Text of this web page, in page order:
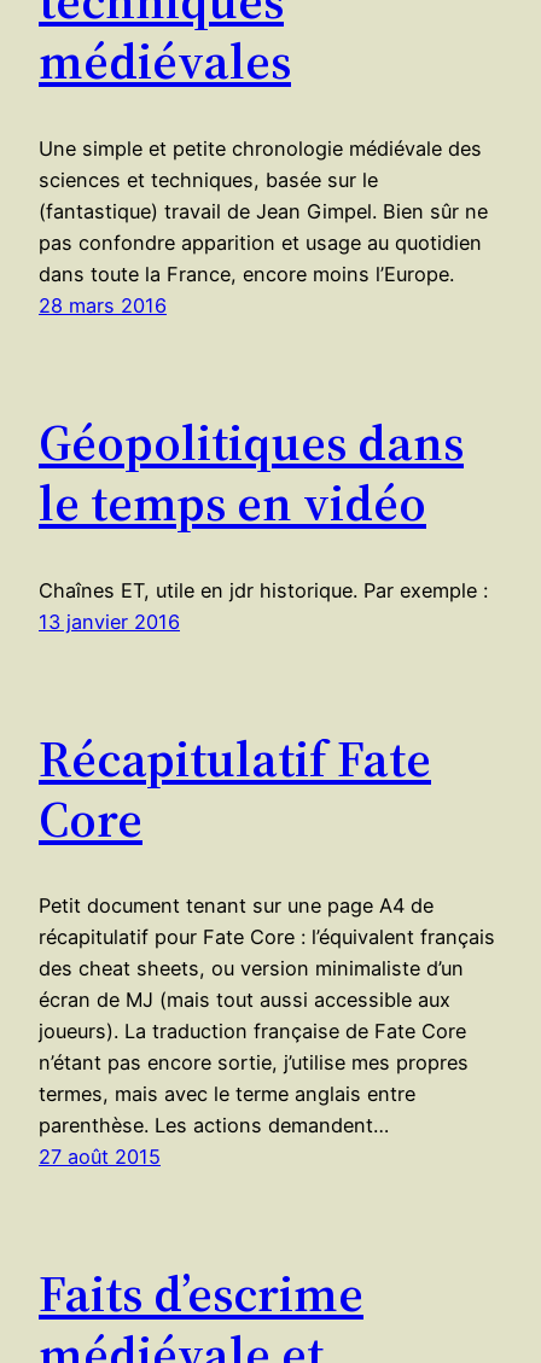
médiévales
Une simple et petite chronologie médiévale des
sciences et techniques, basée sur le
(fantastique) travail de Jean Gimpel. Bien sûr ne
pas confondre apparition et usage au quotidien
dans toute la France, encore moins l’Europe.
28 mars 2016
Géopolitiques dans
le temps en vidéo
Chaînes ET, utile en jdr historique. Par exemple :
13 janvier 2016
Récapitulatif Fate
Core
Petit document tenant sur une page A4 de
récapitulatif pour Fate Core : l’équivalent français
des cheat sheets, ou version minimaliste d’un
écran de MJ (mais tout aussi accessible aux
joueurs). La traduction française de Fate Core
n’étant pas encore sortie, j’utilise mes propres
termes, mais avec le terme anglais entre
parenthèse. Les actions demandent…
27 août 2015
Faits d’escrime